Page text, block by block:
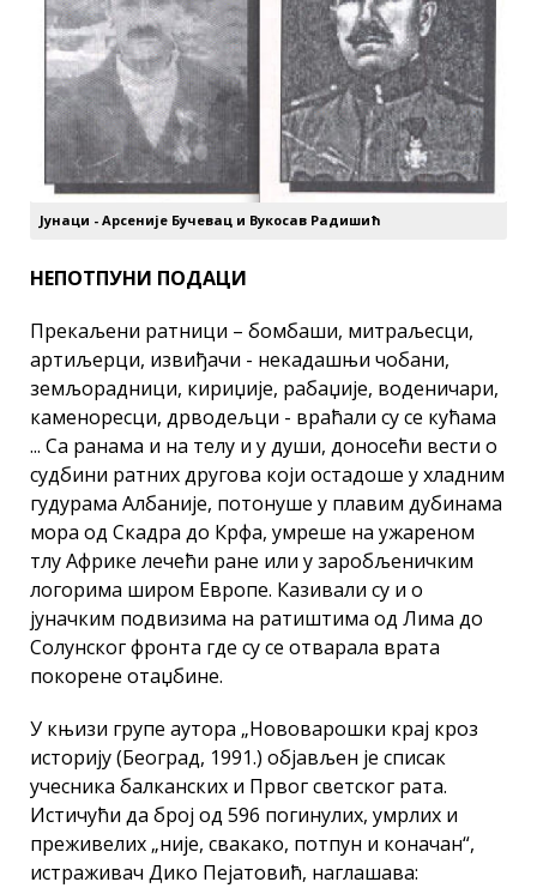
Јунаци - Арсеније Бучевац и Вукосав Радишић
НЕПОТПУНИ ПОДАЦИ
Прекаљени ратници – бомбаши, митраљесци,
артиљерци, извиђачи - некадашњи чобани,
земљорадници, кириџије, рабаџије, воденичари,
каменоресци, дрводељци - враћали су се кућама
... Са ранама и на телу и у души, доносећи вести о
судбини ратних другова који остадоше у хладним
гудурама Албаније, потонуше у плавим дубинама
мора од Скадра до Крфа, умреше на ужареном
тлу Африке лечећи ране или у заробљеничким
логорима широм Европе. Казивали су и о
јуначким подвизима на ратиштима од Лима до
Солунског фронта где су се отварала врата
покорене отаџбине.
У књизи групе аутора „Нововарошки крај кроз
историју (Београд, 1991.) објављен је списак
учесника балканских и Првог светског рата.
Истичући да број од 596 погинулих, умрлих и
преживелих „није, свакако, потпун и коначан“,
истраживач Дико Пејатовић, наглашава: